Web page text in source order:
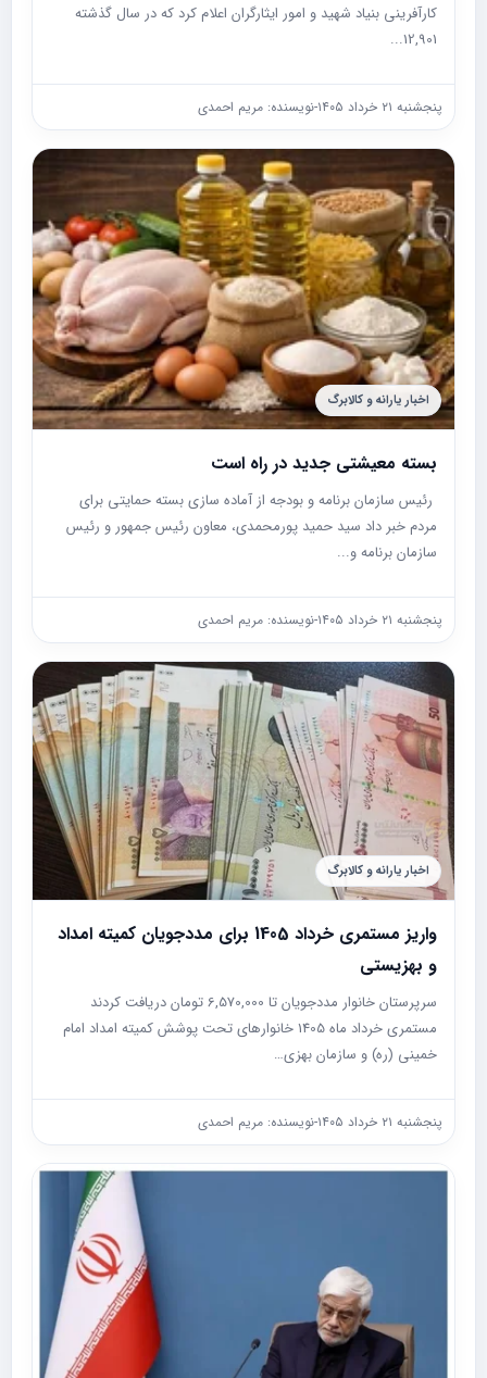
کارآفرینی بنیاد شهید و امور ایثارگران اعلام کرد که در سال گذشته
12,901...
پنجشنبه ۲۱ خرداد ۱۴۰۵ -نویسنده: مریم احمدی
اخبار یارانه و کالابرگ
بسته معیشتی جدید در راه است
رئیس سازمان برنامه و بودجه از آماده سازی بسته حمایتی برای
مردم خبر داد سید حمید پورمحمدی، معاون رئیس جمهور و رئیس
سازمان برنامه و...
پنجشنبه ۲۱ خرداد ۱۴۰۵ -نویسنده: مریم احمدی
اخبار یارانه و کالابرگ
واریز مستمری خرداد 1405 برای مددجویان کمیته امداد
و بهزیستی
سرپرستان خانوار مددجویان تا 6,570,000 تومان دریافت کردند
مستمری خرداد ماه 1405 خانوارهای تحت پوشش کمیته امداد امام
خمینی (ره) و سازمان بهزی…
پنجشنبه ۲۱ خرداد ۱۴۰۵ -نویسنده: مریم احمدی